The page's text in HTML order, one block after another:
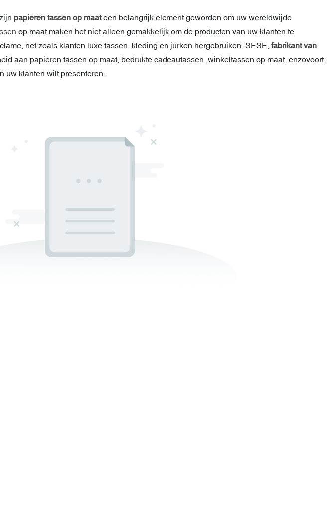
papieren tassen op maateen belangrijk element geworden om uw wereldwijde
op maat maken het niet alleen gemakkelijk om de producten van uw klanten te
net zoals klanten luxe tassen, kleding en jurken hergebruiken. SESE, fabrikant van
aan papieren tassen op maat, bedrukte cadeautassen, winkeltassen op maat, enzovoort,
uw klanten wilt presenteren.